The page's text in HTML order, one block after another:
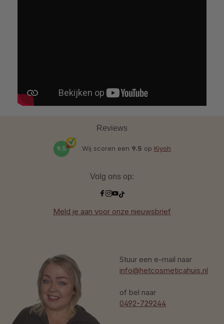
Stuur een e-mail naar
info@hetcosmeticahuis.nl
of bel naar
0492-729244
Reviews
9.5 Wij scoren een 9.5 op Kiyoh
Volg ons op:
Meld je aan voor onze nieuwsbrief